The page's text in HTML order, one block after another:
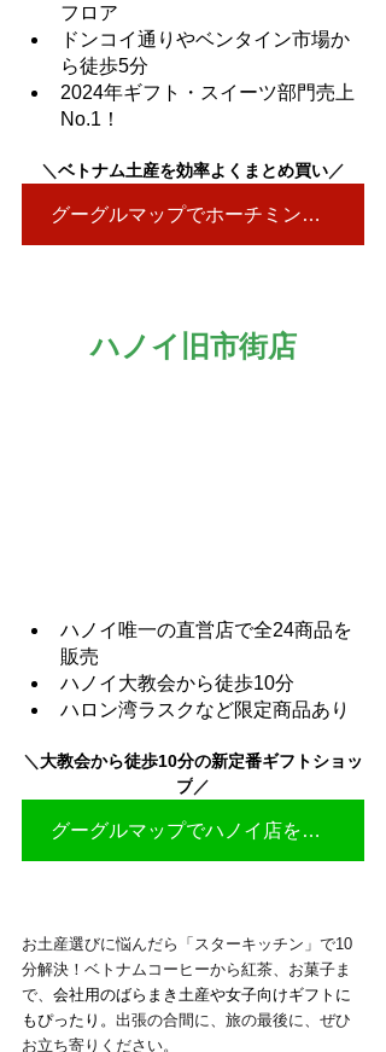
フロア
ドンコイ通りやベンタイン市場か
ら徒歩5分
2024年ギフト・スイーツ部門売上
No.1！
＼ベトナム土産を効率よくまとめ買い／
グーグルマップでホーチミン店を見る▶
ハノイ旧市街店
ハノイ唯一の直営店で全24商品を
販売
ハノイ大教会から徒歩10分
ハロン湾ラスクなど限定商品あり
＼大教会から徒歩10分の新定番ギフトショッ
プ／
グーグルマップでハノイ店を見る▶
お土産選びに悩んだら「スターキッチン」で10
分解決！ベトナムコーヒーから紅茶、お菓子ま
で、 会社用のばらまき土産や女子向けギフトに
もぴったり。 出張の合間に、旅の最後に、ぜひ
お立ち寄りください。